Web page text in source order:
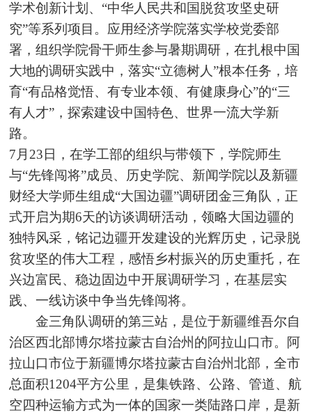
学术创新计划、“中华人民共和国脱贫攻坚史研
究”等系列项目。应用经济学院落实学校党委部
署，组织学院骨干师生参与暑期调研，在扎根中国
大地的调研实践中，落实“立德树人”根本任务，培
育“有品格觉悟、有专业本领、有健康身心”的“三
有人才”，探索建设中国特色、世界一流大学新
路。
7月23日，在学工部的组织与带领下，学院师生
与“先锋闯将”成员、历史学院、新闻学院以及新疆
财经大学师生组成“大国边疆”调研团金三角队，正
式开启为期6天的访谈调研活动，领略大国边疆的
独特风采，铭记边疆开发建设的光辉历史，记录脱
贫攻坚的伟大工程，感悟乡村振兴的历史重托，在
兴边富民、稳边固边中开展调研学习，在基层实
践、一线访谈中争当先锋闯将。
金三角队调研的第三站，是位于新疆维吾尔自
治区西北部博尔塔拉蒙古自治州的阿拉山口市。阿
拉山口市位于新疆博尔塔拉蒙古自治州北部，全市
总面积1204平方公里，是集铁路、公路、管道、航
空四种运输方式为一体的国家一类陆路口岸，是新